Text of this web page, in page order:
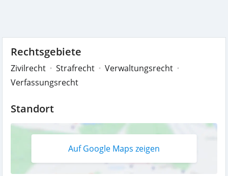
Rechtsgebiete
Zivilrecht Strafrecht
Verwaltungsrecht
Verfassungsrecht
Standort
Auf Google Maps zeigen